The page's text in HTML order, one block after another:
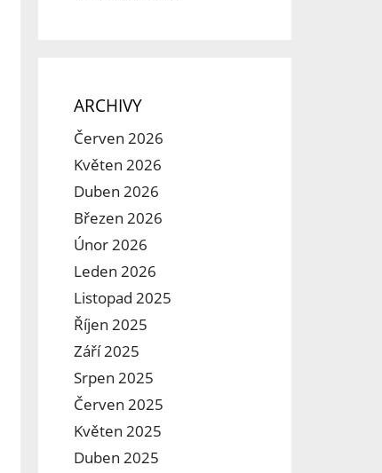
ARCHIVY
Červen 2026
Květen 2026
Duben 2026
Březen 2026
Únor 2026
Leden 2026
Listopad 2025
Říjen 2025
Září 2025
Srpen 2025
Červen 2025
Květen 2025
Duben 2025